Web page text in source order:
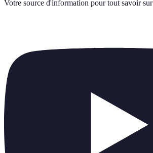
Votre source d'information pour tout savoir sur